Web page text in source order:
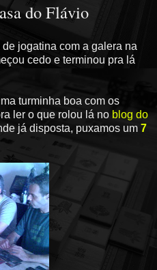
do Flávio
jogatina com a galera na
cedo e terminou pra lá
turminha boa com os
ler o que rolou lá no blog do
já disposta, puxamos um 7